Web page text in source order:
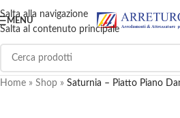
Salta alla navigazione
Salta al contenuto principale
MENU
Home » Shop » Saturnia – Piatto Piano